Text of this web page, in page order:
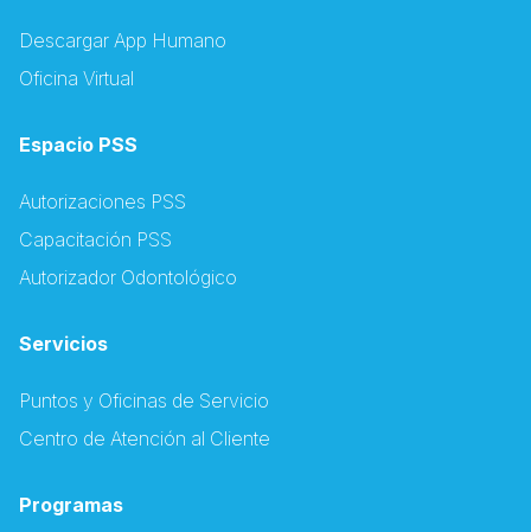
Descargar App Humano
Oficina Virtual
Espacio PSS
Autorizaciones PSS
Capacitación PSS
Autorizador Odontológico
Servicios
Puntos y Oficinas de Servicio
Centro de Atención al Cliente
Programas